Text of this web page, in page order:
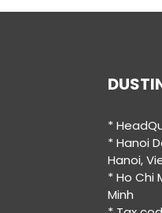
*
* Hanoi
Hanoi,
* Ho Chi
Minh